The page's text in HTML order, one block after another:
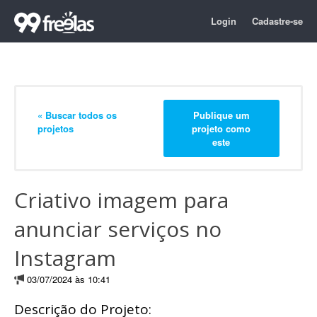
Login Cadastre-se
« Buscar todos os
projetos
Publique um
projeto como
este
Criativo imagem para
anunciar serviços no
Instagram
03/07/2024 às 10:41
Descrição do Projeto: